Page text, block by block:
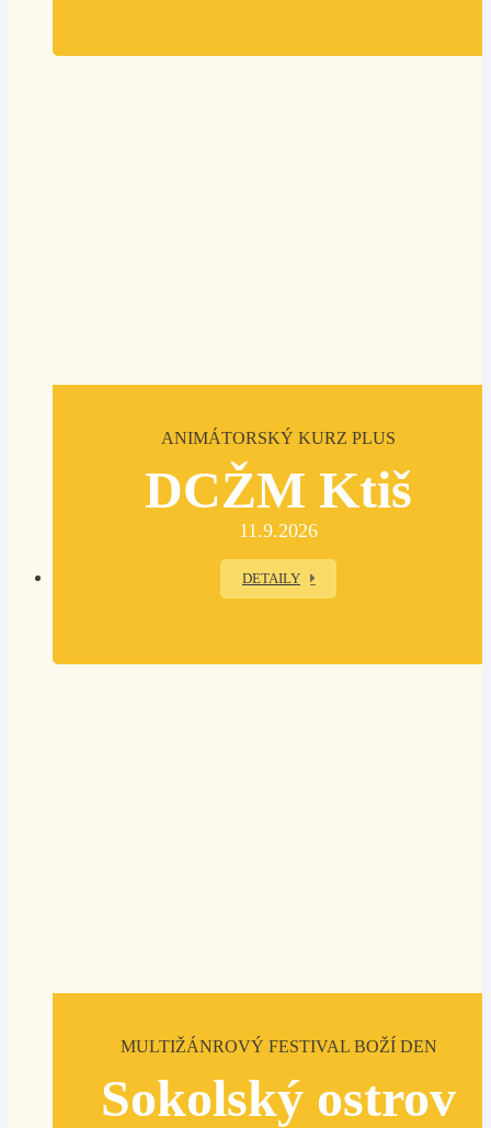
ANIMÁTORSKÝ KURZ PLUS
DCŽM Ktiš
11.9.2026
DETAILY
MULTIŽÁNROVÝ FESTIVAL BOŽÍ DEN
Sokolský ostrov